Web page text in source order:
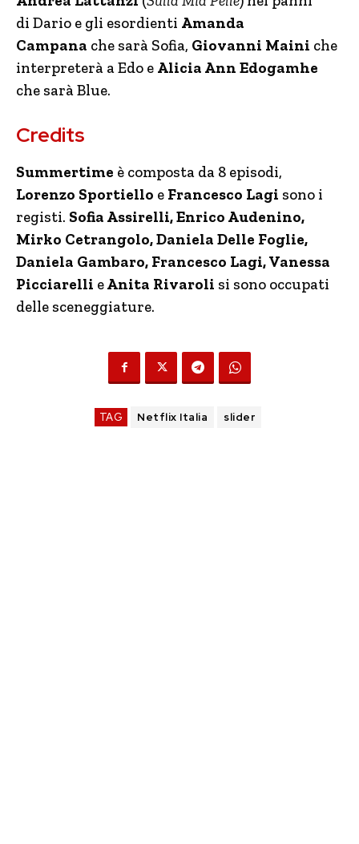
di Dario e gli esordienti Amanda
Campana che sarà Sofia, Giovanni Maini che
interpreterà a Edo e Alicia Ann Edogamhe
che sarà Blue.
Credits
Summertime è composta da 8 episodi,
Lorenzo Sportiello e Francesco Lagi sono i
registi. Sofia Assirelli, Enrico Audenino,
Mirko Cetrangolo, Daniela Delle Foglie,
Daniela Gambaro, Francesco Lagi, Vanessa
Picciarelli eAnita Rivaroli si sono occupati
delle sceneggiature.
TAG Netflix Italia slider